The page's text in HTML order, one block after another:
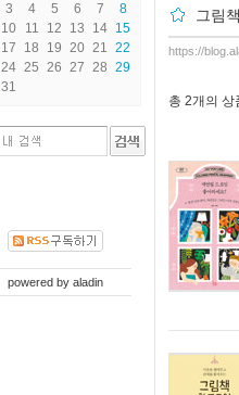
3 4 5 6 7
8
10 11 12 13 14 15
17 18 19 20 21 22
24 25 26 27 28 29
31
powered by aladin
그림책
https://
총 2개 의 상